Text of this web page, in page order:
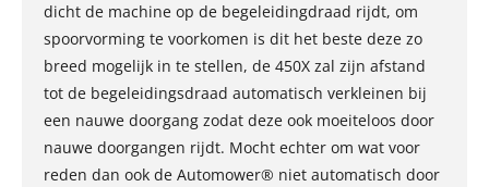
dicht de machine op de begeleidingdraad rijdt, om
spoorvorming te voorkomen is dit het beste deze zo
breed mogelijk in te stellen, de 450X zal zijn afstand
tot de begeleidingsdraad automatisch verkleinen bij
een nauwe doorgang zodat deze ook moeiteloos door
nauwe doorgangen rijdt. Mocht echter om wat voor
reden dan ook de Automower® niet automatisch door